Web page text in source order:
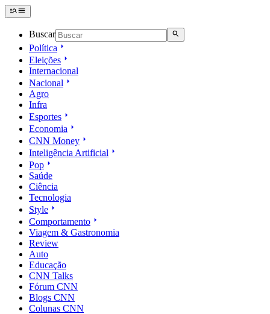
Buscar
Política
Eleições
Internacional
Nacional
Agro
Infra
Esportes
Economia
CNN Money
Inteligência Artificial
Pop
Saúde
Ciência
Tecnologia
Style
Comportamento
Viagem & Gastronomia
Review
Auto
Educação
CNN Talks
Fórum CNN
Blogs CNN
Colunas CNN